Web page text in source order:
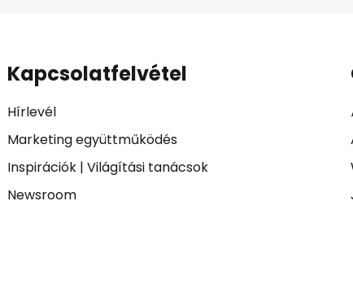
Kapcsolatfelvétel
Hírlevél
Marketing együttműködés
Inspirációk| Világítási tanácsok
Newsroom